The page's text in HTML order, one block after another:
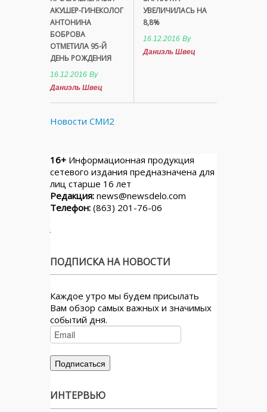
АКУШЕР-ГИНЕКОЛОГ
АНТОНИНА
БОБРОВА
ОТМЕТИЛА 95-Й
ДЕНЬ РОЖДЕНИЯ
16.12.2016 By
Даниэль Швец
УВЕЛИЧИЛАСЬ НА
8,8%
16.12.2016 By
Даниэль Швец
Новости СМИ2
16+ Информационная продукция
сетевого издания предназначена для
лиц старше 16 лет
Редакция: news@newsdelo.com
Телефон: (863) 201-76-06
ПОДПИСКА НА НОВОСТИ
Каждое утро мы будем присылать
Вам обзор самых важных и значимых
событий дня.
ИНТЕРВЬЮ